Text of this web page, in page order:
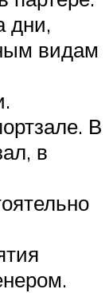
дни,
видам
В
в